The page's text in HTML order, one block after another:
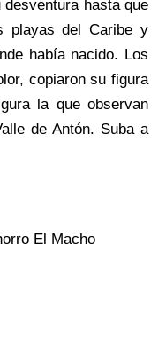
hasta que
playas del Caribe y
había nacido. Los
copiaron su figura
la que observan
de Antón. Suba a
El Macho